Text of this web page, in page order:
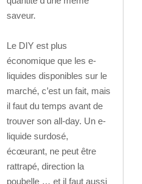
saveur.
Le DIY est plus
économique que les e-
liquides disponibles sur le
marché, c’est un fait, mais
il faut du temps avant de
trouver son all-day. Un e-
liquide surdosé,
écœurant, ne peut être
rattrapé, direction la
poubelle … et il faut aussi